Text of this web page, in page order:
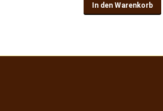
In den Warenkorb